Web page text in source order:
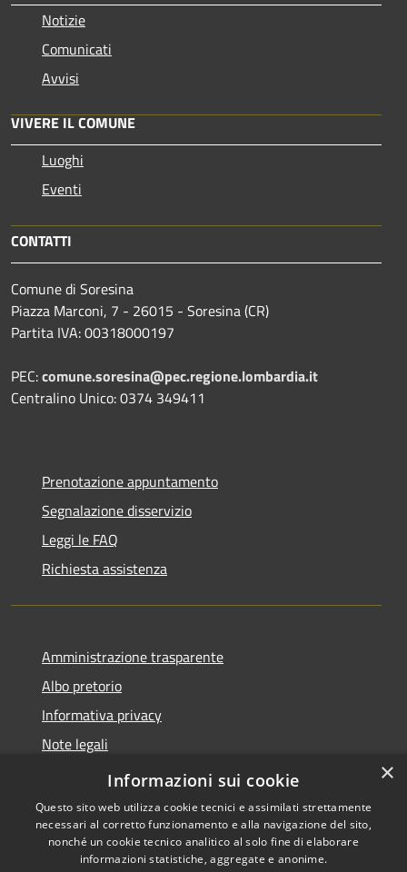
Notizie
Comunicati
Avvisi
VIVERE IL COMUNE
Luoghi
Eventi
CONTATTI
Comune di Soresina
Piazza Marconi, 7 - 26015 - Soresina (CR)
Partita IVA: 00318000197
PEC:comune.soresina@pec.regione.lombardia.it
Centralino Unico: 0374 349411
Prenotazione appuntamento
Segnalazione disservizio
Leggi le FAQ
Richiesta assistenza
Amministrazione trasparente
Albo pretorio
Informativa privacy
Note legali
Dichiarazione di accessibilità
Copyright © 2026 • Comune di
×
Informazioni sui cookie
Questo sito web utilizza cookie tecnici e assimilati strettamente
necessari al corretto funzionamento e alla navigazione del sito,
nonché un cookie tecnico analitico al solo fine di elaborare
informazioni statistiche, aggregate e anonime.